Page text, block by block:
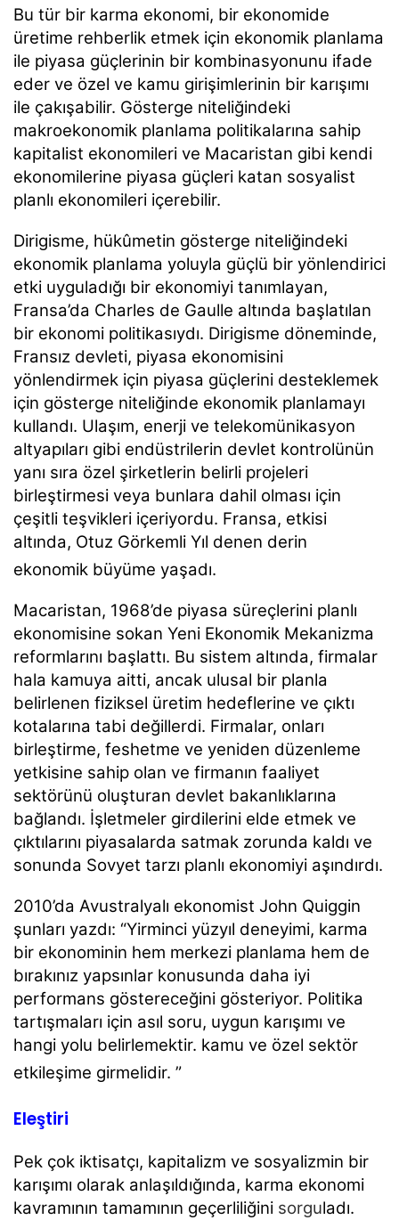
Bu tür bir karma ekonomi, bir ekonomide
üretime rehberlik etmek için ekonomik planlama
ile piyasa güçlerinin bir kombinasyonunu ifade
eder ve özel ve kamu girişimlerinin bir karışımı
ile çakışabilir. Gösterge niteliğindeki
makroekonomik planlama politikalarına sahip
kapitalist ekonomileri ve Macaristan gibi kendi
ekonomilerine piyasa güçleri katan sosyalist
planlı ekonomileri içerebilir.
Dirigisme, hükûmetin gösterge niteliğindeki
ekonomik planlama yoluyla güçlü bir yönlendirici
etki uyguladığı bir ekonomiyi tanımlayan,
Fransa’da Charles de Gaulle altında başlatılan
bir ekonomi politikasıydı. Dirigisme döneminde,
Fransız devleti, piyasa ekonomisini
yönlendirmek için piyasa güçlerini desteklemek
için gösterge niteliğinde ekonomik planlamayı
kullandı. Ulaşım, enerji ve telekomünikasyon
altyapıları gibi endüstrilerin devlet kontrolünün
yanı sıra özel şirketlerin belirli projeleri
birleştirmesi veya bunlara dahil olması için
çeşitli teşvikleri içeriyordu. Fransa, etkisi
altında, Otuz Görkemli Yıl denen derin
ekonomik büyüme yaşadı.
Macaristan, 1968’de piyasa süreçlerini planlı
ekonomisine sokan Yeni Ekonomik Mekanizma
reformlarını başlattı. Bu sistem altında, firmalar
hala kamuya aitti, ancak ulusal bir planla
belirlenen fiziksel üretim hedeflerine ve çıktı
kotalarına tabi değillerdi. Firmalar, onları
birleştirme, feshetme ve yeniden düzenleme
yetkisine sahip olan ve firmanın faaliyet
sektörünü oluşturan devlet bakanlıklarına
bağlandı. İşletmeler girdilerini elde etmek ve
çıktılarını piyasalarda satmak zorunda kaldı ve
sonunda Sovyet tarzı planlı ekonomiyi aşındırdı.
2010’da Avustralyalı ekonomist John Quiggin
şunları yazdı: “Yirminci yüzyıl deneyimi, karma
bir ekonominin hem merkezi planlama hem de
bırakınız yapsınlar konusunda daha iyi
performans göstereceğini gösteriyor. Politika
tartışmaları için asıl soru, uygun karışımı ve
hangi yolu belirlemektir. kamu ve özel sektör
etkileşime girmelidir. ”
Eleştiri
Pek çok iktisatçı, kapitalizm ve sosyalizmin bir
karışımı olarak anlaşıldığında, karma ekonomi
kavramının tamamının geçerliliğini sorguladı.